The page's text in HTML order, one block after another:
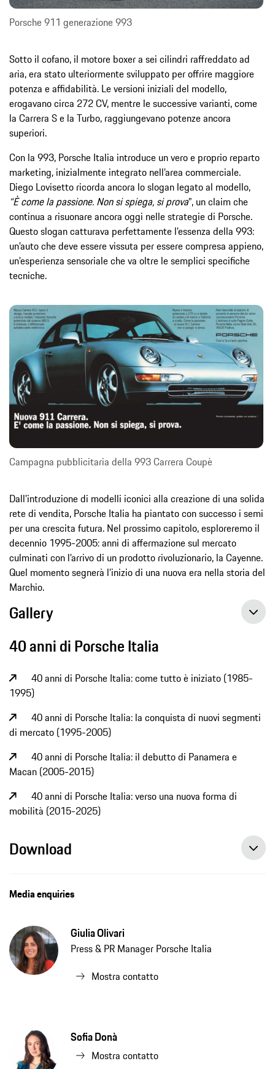
Porsche 911 generazione 993
Sotto il cofano, il motore boxer a sei cilindri raffreddato ad
aria, era stato ulteriormente sviluppato per offrire maggiore
potenza e affidabilità. Le versioni iniziali del modello,
erogavano circa 272 CV, mentre le successive varianti, come
la Carrera S e la Turbo, raggiungevano potenze ancora
superiori.
Con la 993, Porsche Italia introduce un vero e proprio reparto
marketing, inizialmente integrato nell’area commerciale.
Diego Lovisetto ricorda ancora lo slogan legato al modello,
“È come la passione. Non si spiega, si prova”, un claim che
continua a risuonare ancora oggi nelle strategie di Porsche.
Questo slogan catturava perfettamente l’essenza della 993:
un’auto che deve essere vissuta per essere compresa appieno,
un’esperienza sensoriale che va oltre le semplici specifiche
tecniche.
Campagna pubblicitaria della 993 Carrera Coupè
Dall'introduzione di modelli iconici alla creazione di una solida
rete di vendita, Porsche Italia ha piantato con successo i semi
per una crescita futura. Nel prossimo capitolo, esploreremo il
decennio 1995-2005: anni di affermazione sul mercato
culminati con l’arrivo di un prodotto rivoluzionario, la Cayenne.
Quel momento segnerà l’inizio di una nuova era nella storia del
Marchio.
Gallery
40 anni di Porsche Italia
40 anni di Porsche Italia: come tutto è iniziato (1985-
1995)
40 anni di Porsche Italia: la conquista di nuovi segmenti
di mercato (1995-2005)
40 anni di Porsche Italia: il debutto di Panamera e
Macan (2005-2015)
40 anni di Porsche Italia: verso una nuova forma di
mobilità (2015-2025)
Download
Media enquiries
Giulia Olivari
Press & PR Manager Porsche Italia
Mostra contatto
Sofia Donà
Mostra contatto